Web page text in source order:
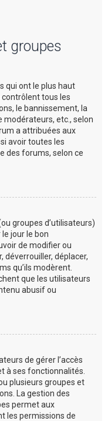
groupes
qui ont le plus haut
tous les
le bannissement, la
modérateurs, etc., selon
a attribuées aux
avoir toutes les
des forums, selon ce
groupes d’utilisateurs)
jour le bon
de modifier ou
déverrouiller, déplacer,
qu’ils modèrent.
que les utilisateurs
abusif ou
de gérer l’accès
à ses fonctionnalités.
plusieurs groupes et
La gestion des
permet aux
les permissions de